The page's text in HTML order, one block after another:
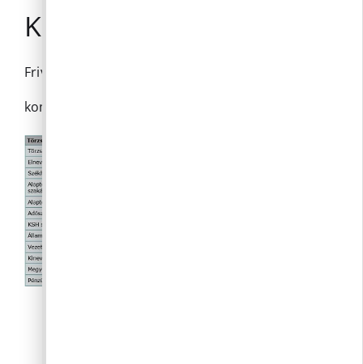
Kommunikációs vezető
Frivaldszky Bernadett
kommunikacio